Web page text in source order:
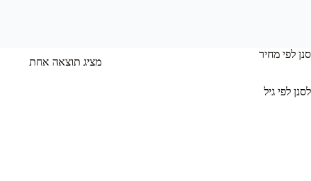
מציג תוצאה אחת
סנן לפי מחיר
לסנן לפי גיל